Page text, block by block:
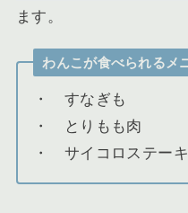
ます。
わんこが食べられるメ
・ すなぎも
・ とりもも肉
・ サイコロステーキ